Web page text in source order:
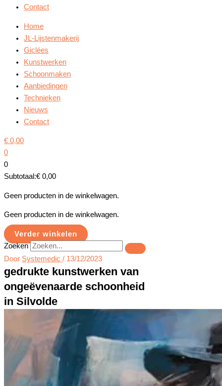
Contact
Home
JL-Lijstenmakerij
Giclées
Kunstwerken
Schoonmaken
Aanbiedingen
Technieken
Nieuws
Contact
€ 0,00
0
0
Subtotaal:€ 0,00
Geen producten in de winkelwagen.
Geen producten in de winkelwagen.
Verder winkelen
Zoeken
Door Systemedic / 13/12/2023
gedrukte kunstwerken van
ongeëvenaarde schoonheid
in Silvolde